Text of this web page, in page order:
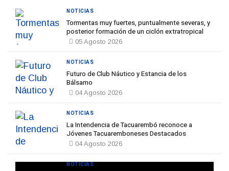
Tormentas muy fuertes, puntualmente severas, y
posterior formación de un ciclón extratropical
05 Agosto 2026
NOTICIAS
Futuro de Club Náutico y Estancia de los
Bálsamo
04 Agosto 2026
NOTICIAS
La Intendencia de Tacuarembó reconoce a
Jóvenes Tacuaremboneses Destacados
04 Agosto 2026
NOTICIAS
NOTICIAS